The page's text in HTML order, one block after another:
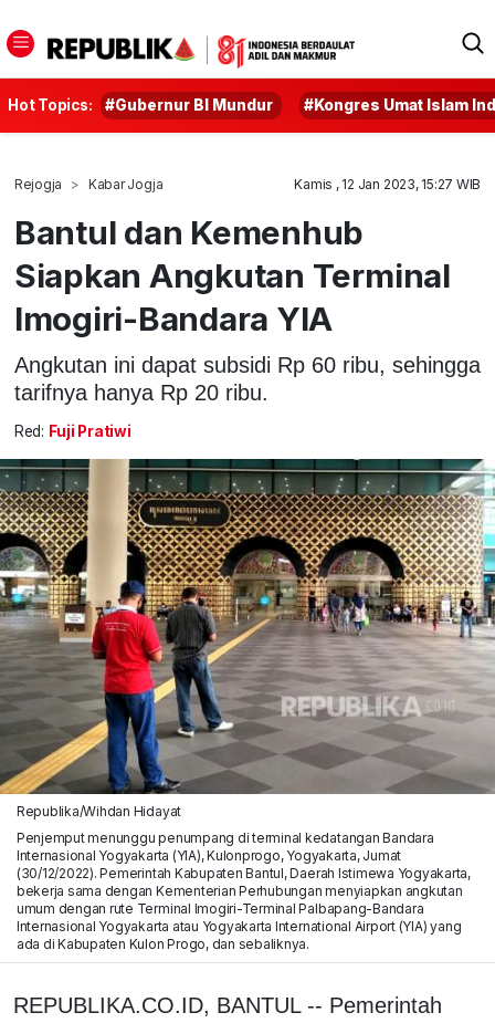
Hot Topics: #Gubernur BI Mundur #Kongres Umat Islam
Rejogja Kabar Jogja Kamis , 12 Jan 2023, 15:27 WIB
Bantul dan Kemenhub
Siapkan Angkutan Terminal
Imogiri-Bandara YIA
Angkutan ini dapat subsidi Rp 60 ribu, sehingga
tarifnya hanya Rp 20 ribu.
Red: Fuji Pratiwi
Republika/Wihdan Hidayat
Penjemput menunggu penumpang di terminal kedatangan Bandara
Internasional Yogyakarta (YIA), Kulonprogo, Yogyakarta, Jumat
(30/12/2022). Pemerintah Kabupaten Bantul, Daerah Istimewa Yogyakarta,
bekerja sama dengan Kementerian Perhubungan menyiapkan angkutan
umum dengan rute Terminal Imogiri-Terminal Palbapang-Bandara
Internasional Yogyakarta atau Yogyakarta International Airport (YIA) yang
ada di Kabupaten Kulon Progo, dan sebaliknya.
REPUBLIKA.CO.ID, BANTUL -- Pemerintah